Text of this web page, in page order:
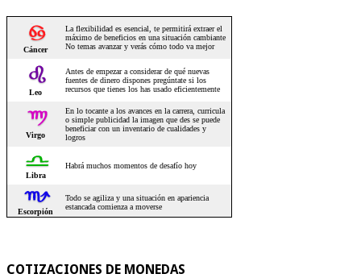
COTIZACIONES DE MONEDAS